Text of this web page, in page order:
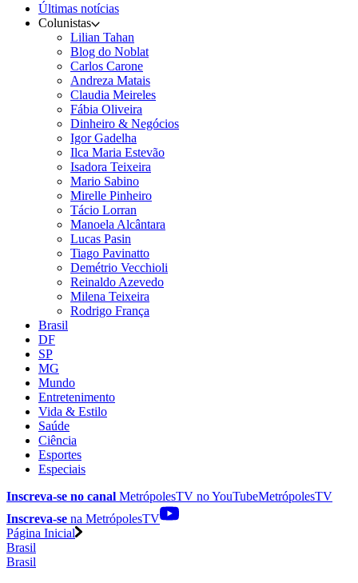
Últimas notícias
Colunistas
Lilian Tahan
Blog do Noblat
Carlos Carone
Andreza Matais
Claudia Meireles
Fábia Oliveira
Dinheiro & Negócios
Igor Gadelha
Ilca Maria Estevão
Isadora Teixeira
Mario Sabino
Mirelle Pinheiro
Tácio Lorran
Manoela Alcântara
Lucas Pasin
Tiago Pavinatto
Demétrio Vecchioli
Reinaldo Azevedo
Milena Teixeira
Rodrigo França
Brasil
DF
SP
MG
Mundo
Entretenimento
Vida & Estilo
Saúde
Ciência
Esportes
Especiais
Inscreva-se no canal MetrópolesTV noYouTubeMetrópolesTV
Inscreva-se na MetrópolesTV
Página Inicial
Brasil
Brasil